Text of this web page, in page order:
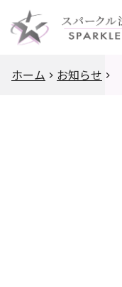
ホーム お知らせ